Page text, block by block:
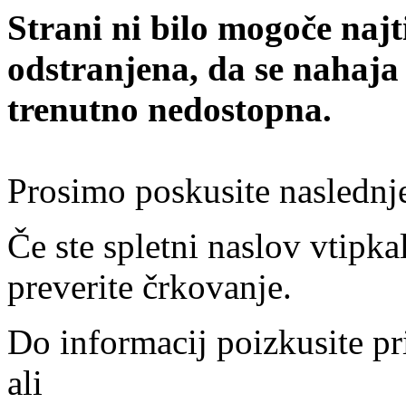
Strani ni bilo mogoče
odstranjena, da se
trenutno nedostopna.
Prosimo poskusite
Če ste spletni naslov
preverite črkovanje.
Do informacij poizkusite
ali